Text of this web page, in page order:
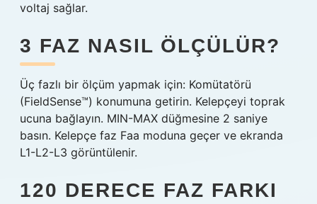
voltaj sağlar.
3 FAZ NASIL ÖLÇÜLÜR?
Üç fazlı bir ölçüm yapmak için: Komütatörü
(FieldSense™) konumuna getirin. Kelepçeyi toprak
ucuna bağlayın. MIN-MAX düğmesine 2 saniye
basın. Kelepçe faz Faa moduna geçer ve ekranda
L1-L2-L3 görüntülenir.
120 DERECE FAZ FARKI